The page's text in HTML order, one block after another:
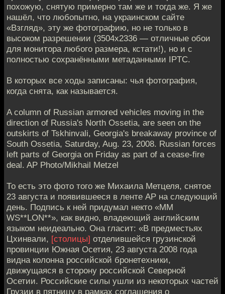
похожую, снятую примерно там же и тогда же. Я же
нашёл, что любопытно, на украинском сайте
«Взгляд», эту же фотографию, но не только в
высоком разрешении (3504х2336 — отличные обои
для монитора любого размера, кстати!), но и с
полностью сохранёнными метаданными IPTC.
В которых все ходы записаны: чья фотография,
когда снята, как называется.
A column of Russian armored vehicles moving in the
direction of Russia's North Ossetia, are seen on the
outskirts of Tskhinvali, Georgia's breakaway province of
South Ossetia, Saturday, Aug. 23, 2008. Russian forces
left parts of Georgia on Friday as part of a cease-fire
deal. AP Photo/Mikhail Metzel
То есть это фото того же Михаила Метцеля, снятое
23 августа и появившееся в ленте АР на следующий
день. Подпись к ней придумал некто «MM
WS**LON**», как видно, владеющий английским
языком неидеально. Она гласит: «В предместьях
Цхинвали, [столицы] отделившейся грузинской
провинции Южная Осетия, 23 августа 2008 года
видна колонна российской бронетехники,
движущаяся в сторону российской Северной
Осетии. Российские силы ушли из некоторых частей
Грузии в пятницу в рамках соглашения о